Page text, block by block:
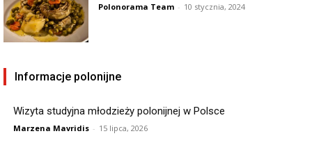
Polonorama Team - 10 stycznia, 2024
Informacje polonijne
Wizyta studyjna młodzieży polonijnej w Polsce
Marzena Mavridis - 15 lipca, 2026